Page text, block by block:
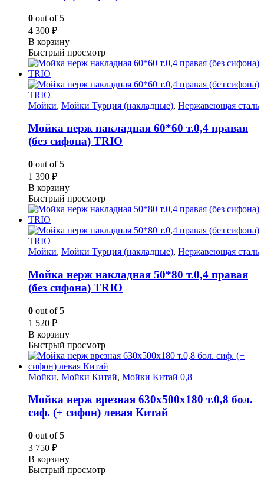
0 out of 5
4 300 ₽
В корзину
Быстрый просмотр
Мойки, Мойки Турция (накладные), Нержавеющая сталь
Мойка нерж накладная 60*60 т.0,4 правая
(без сифона) TRIO
0 out of 5
1 390 ₽
В корзину
Быстрый просмотр
Мойки, Мойки Турция (накладные), Нержавеющая сталь
Мойка нерж накладная 50*80 т.0,4 правая
(без сифона) TRIO
0 out of 5
1 520 ₽
В корзину
Быстрый просмотр
Мойки, Мойки Китай, Мойки Китай 0,8
Мойка нерж врезная 630х500х180 т.0,8 бол.
сиф. (+ сифон) левая Китай
0 out of 5
3 750 ₽
В корзину
Быстрый просмотр